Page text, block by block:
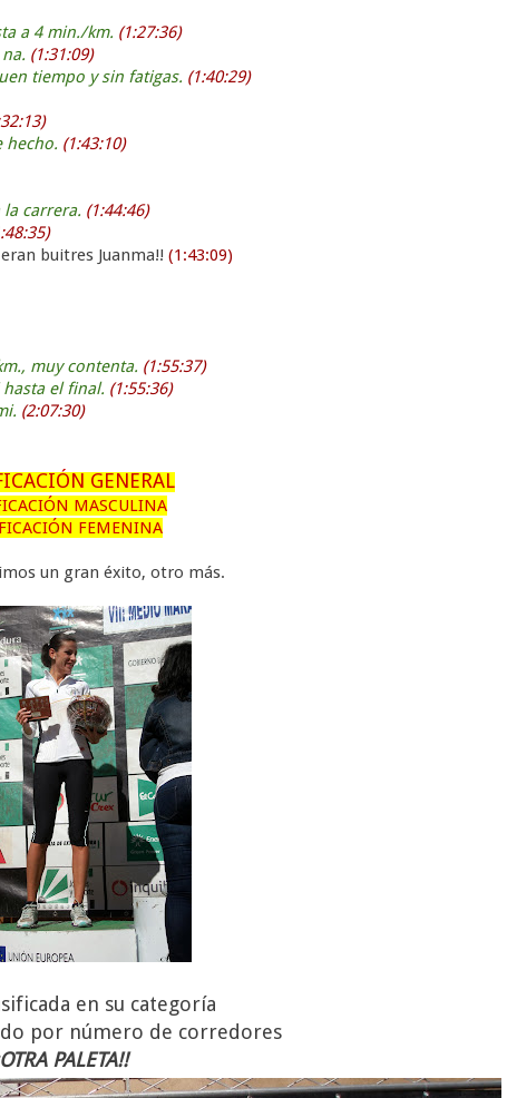
a 4 min./km. (1:27:36)
(1:31:09)
tiempo y sin fatigas. (1:40:29)
hecho. (1:43:10)
carrera. (1:44:46)
eran buitres Juanma!! (1:43:09)
muy contenta. (1:55:37)
el final. (1:55:36)
(2:07:30)
GENERAL
MASCULINA
FEMENINA
un gran éxito, otro más.
en su categoría
por número de corredores
PALETA!!